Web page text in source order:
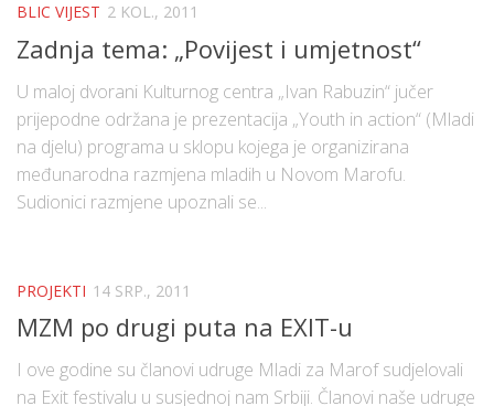
BLIC VIJEST 2 KOL., 2011
Zadnja tema: „Povijest i umjetnost“
U maloj dvorani Kulturnog centra „Ivan Rabuzin“ jučer
prijepodne održana je prezentacija „Youth in action“ (Mladi
na djelu) programa u sklopu kojega je organizirana
međunarodna razmjena mladih u Novom Marofu.
Sudionici razmjene upoznali se...
PROJEKTI 14 SRP., 2011
MZM po drugi puta na EXIT-u
I ove godine su članovi udruge Mladi za Marof sudjelovali
na Exit festivalu u susjednoj nam Srbiji. Članovi naše udruge